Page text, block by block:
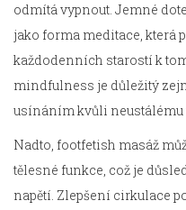
odmítá vypnout. Jemné
jako forma meditace, která
každodenních starostí k
mindfulness je důležitý
usínáním kvůli neustálému
Nadto, footfetish masáž
tělesné funkce, což je
napětí. Zlepšení cirkulace